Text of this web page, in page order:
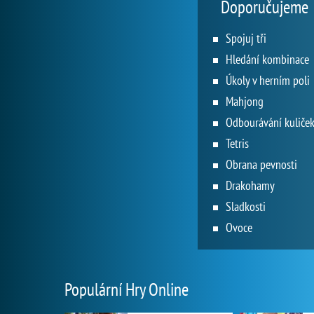
Doporučujeme
Spojuj tři
Hledání kombinace
Úkoly v herním poli
Mahjong
Odbourávání kuliček
Tetris
Obrana pevnosti
Drakohamy
Sladkosti
Ovoce
Populární Hry Online